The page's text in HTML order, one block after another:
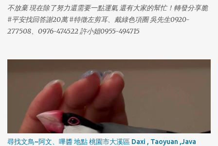
不放棄 現在除了努力還需要一點運氣 還有大家的幫忙！轉發分享脆
#平安找回答謝20萬 #特徵左剪耳、戴綠色項圈 吳先生0920-
277508、0976-474522 許小姐0955-494715
尋找文鳥~阿文、嗶醬 地點 桃園市大溪區 Daxi , Taoyuan ,Java